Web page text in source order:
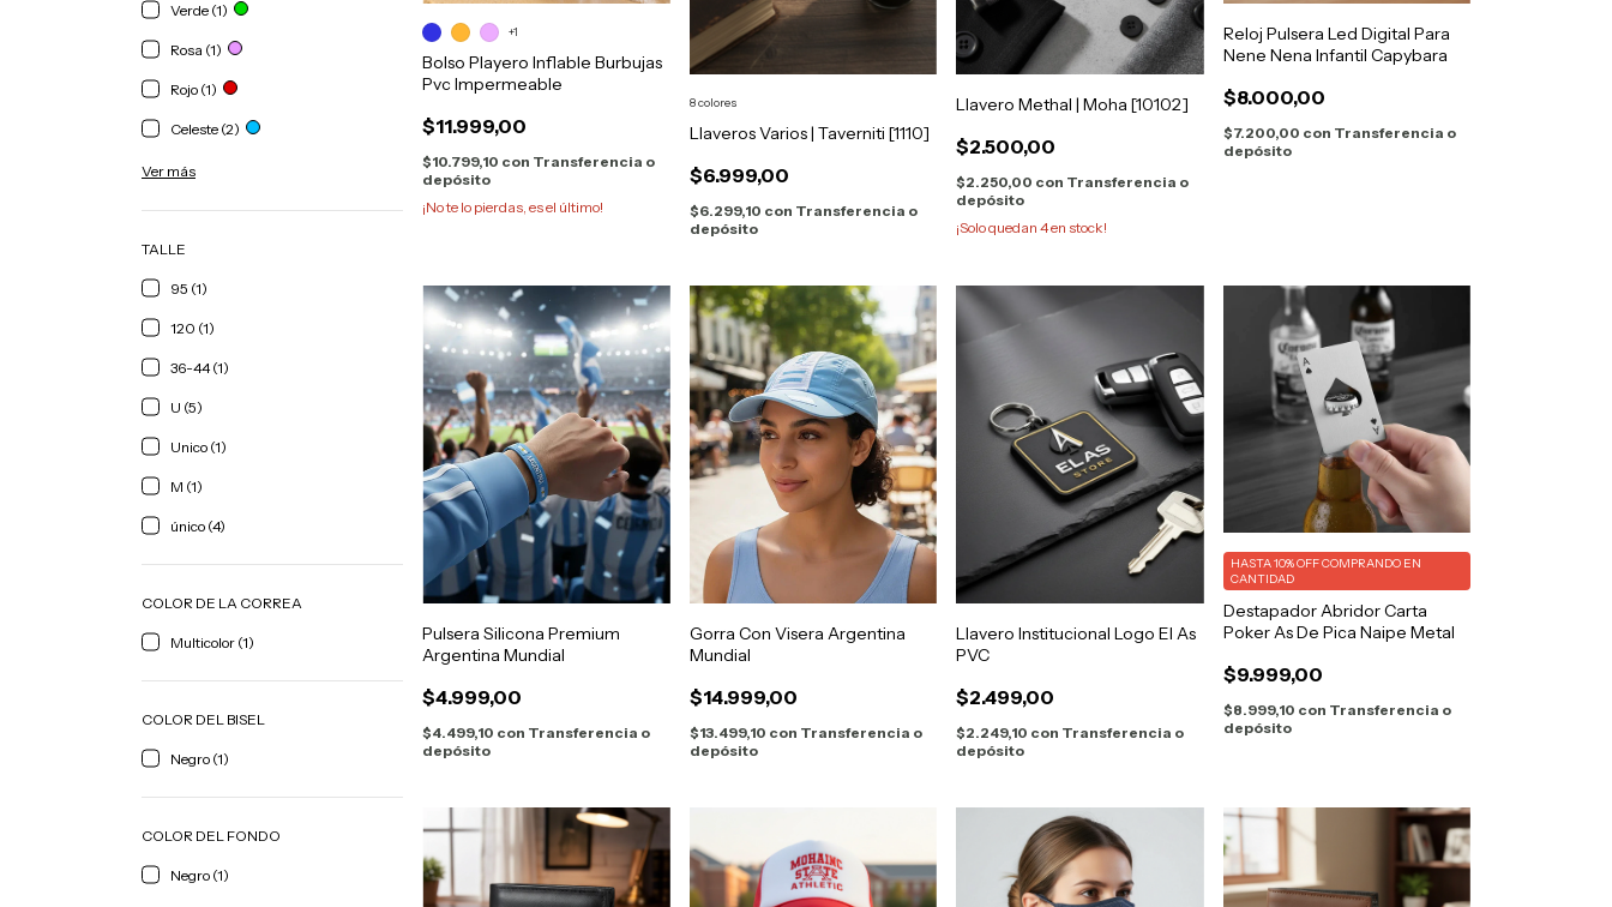
Verde (1)
Rosa (1)
Rojo (1)
Celeste (2)
Ver más
TALLE
95 (1)
120 (1)
36-44 (1)
U (5)
Unico (1)
M (1)
único (4)
COLOR DE LA CORREA
Multicolor (1)
COLOR DEL BISEL
Negro (1)
COLOR DEL FONDO
Negro (1)
Bolso Playero Inflable Burbujas
Pvc Impermeable
$11.999,00
$10.799,10 con Transferencia o
depósito
¡No te lo pierdas, es el último!
+1
Llaveros Varios | Taverniti [1110]
$6.999,00
$6.299,10 con Transferencia o
depósito
8 colores Llavero Methal | Moha [10102]
$2.500,00
$2.250,00 con Transferencia o
depósito
¡Solo quedan4en stock!
Reloj Pulsera Led Digital Para
Nene Nena Infantil Capybara
$8.000,00
$7.200,00 con Transferencia o
depósito
Pulsera Silicona Premium
Argentina Mundial
$4.999,00
$4.499,10 con Transferencia o
depósito
Gorra Con Visera Argentina
Mundial
$14.999,00
$13.499,10 con Transferencia o
depósito
Llavero Institucional Logo El As
PVC
$2.499,00
$2.249,10 con Transferencia o
depósito
Destapador Abridor Carta
Poker As De Pica Naipe Metal
$9.999,00
HASTA 10% OFFCOMPRANDO EN
CANTIDAD
$8.999,10 con Transferencia o
depósito